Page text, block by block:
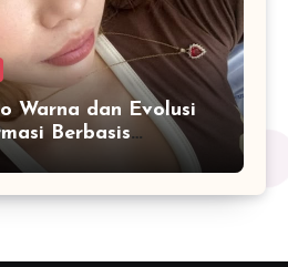
Warna dan Evolusi
Berbasis